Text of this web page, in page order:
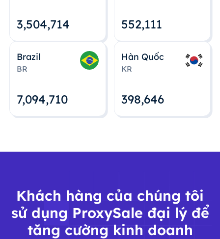
3,504,715 552,112
Brazil
BR
7,094,712
Hàn Quốc
KR
398,648
Khách hàng của chúng tôi
sử dụng ProxySale đại lý để
tăng cường kinh doanh